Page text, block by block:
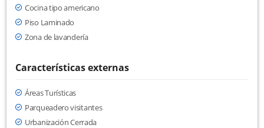
Cocina tipo americano
Piso Laminado
Zona de lavandería
Características externas
Áreas Turísticas
Parqueadero visitantes
Urbanización Cerrada